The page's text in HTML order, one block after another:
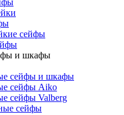
сейфы
и шкафы
сейфы и шкафы
сейфы Aiko
сейфы Valberg
сейфы